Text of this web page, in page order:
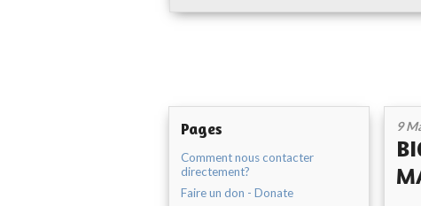
Pages
Comment nous contacter
directement?
Faire un don - Donate
9